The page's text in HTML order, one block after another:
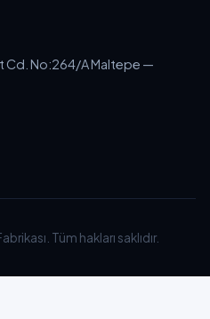
Cd. No:264/A Maltepe —
Tüm hakları saklıdır.